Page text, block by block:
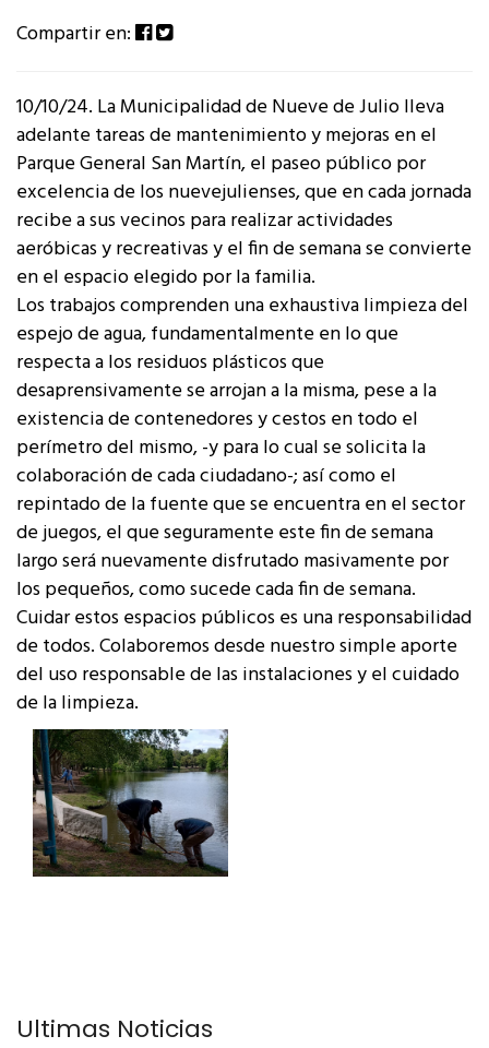
Compartir en:
10/10/24. La Municipalidad de Nueve de Julio lleva
adelante tareas de mantenimiento y mejoras en el
Parque General San Martín, el paseo público por
excelencia de los nuevejulienses, que en cada jornada
recibe a sus vecinos para realizar actividades
aeróbicas y recreativas y el fin de semana se convierte
en el espacio elegido por la familia.
Los trabajos comprenden una exhaustiva limpieza del
espejo de agua, fundamentalmente en lo que
respecta a los residuos plásticos que
desaprensivamente se arrojan a la misma, pese a la
existencia de contenedores y cestos en todo el
perímetro del mismo, -y para lo cual se solicita la
colaboración de cada ciudadano-; así como el
repintado de la fuente que se encuentra en el sector
de juegos, el que seguramente este fin de semana
largo será nuevamente disfrutado masivamente por
los pequeños, como sucede cada fin de semana.
Cuidar estos espacios públicos es una responsabilidad
de todos. Colaboremos desde nuestro simple aporte
del uso responsable de las instalaciones y el cuidado
de la limpieza.
Últimas Noticias